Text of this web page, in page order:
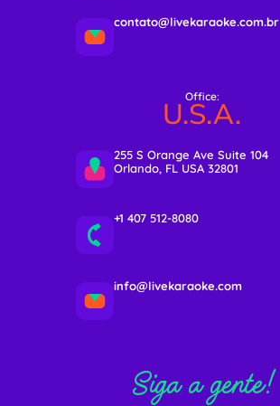
contato@livekaraoke.com.br
Office:
U.S.A.
255 S Orange Ave Suite 104
Orlando, FL USA 32801
+1 407 512-8080
info@livekaraoke.com
Siga a gente!